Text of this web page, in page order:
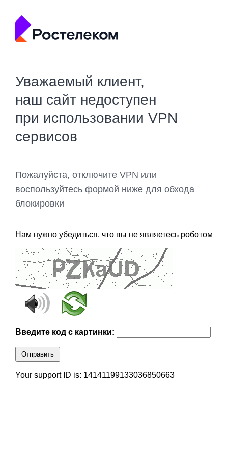
Уважаемый клиент,
наш сайт недоступен
при использовании VPN
сервисов
Пожалуйста, отключите VPN или
воспользуйтесь формой ниже для обхода
блокировки
Нам нужно убедиться, что вы не являетесь роботом
Введите код с картинки:
Отправить
Your support ID is: 14141199133036850663